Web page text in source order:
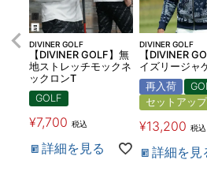
DIVINER GOLF
【DIVINER GOLF】無
地ストレッチモックネ
ックロンT
GOLF
¥7,700 税込
詳細を見る
DIVINER GOLF
【DIVINER
イズリージャ
再入荷
セットアッ
¥13,200 税込
詳細を見